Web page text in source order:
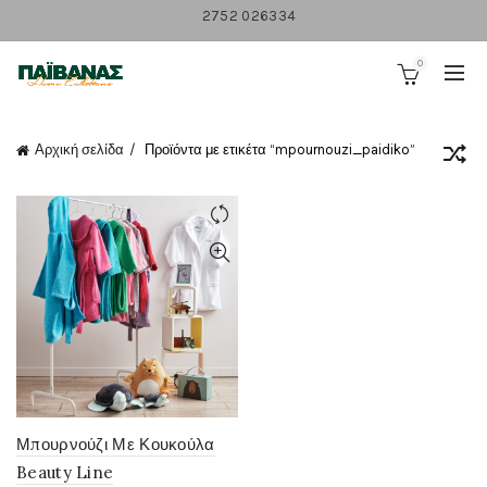
2752 026334
0
Αρχική σελίδα Προϊόντα με ετικέτα “mpournouzi_paidiko”
Μπουρνούζι Με Κουκούλα
Beauty Line